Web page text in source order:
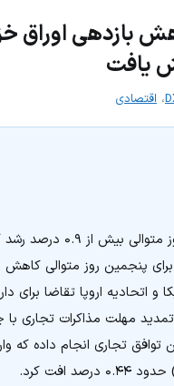
بازدهی اوراق
یافت
، اقتصادی
کرد و به ۳۴۲۷ دلار رسید.
برای پنجمین روز متوالی
و اتحادیه اروپا تقاضا برای
تمدید مهلت مذاکرات تجاری
توافق تجاری انجام داده که